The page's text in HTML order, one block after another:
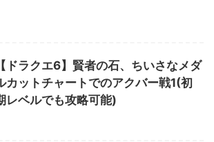
【ドラクエ6】賢者の石、ちいさなメダ
カットチャートでのアクバー戦1(初
レベルでも攻略可能)